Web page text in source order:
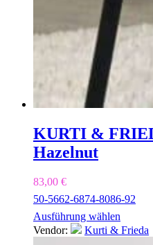
KURTI &
Hazelnut
83,00 €
50-5662-6874-8086-92
Ausführung wählen
Vendor:
Kurti & Frieda